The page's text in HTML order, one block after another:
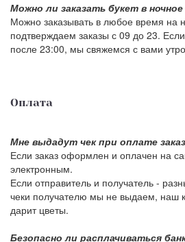
Можно ли заказать букет в
Можно заказывать в любое время на
подтверждаем заказы с 09 до 23.
после 23:00, мы свяжемся с вами
Оплата
Мне выдадут чек при оплате
Если заказ оформлен и оплачен на
электронным.
Если отправитель и получатель -
чеки получателю мы не выдаем, наш
дарит цветы.
Безопасно ли расплачиваться